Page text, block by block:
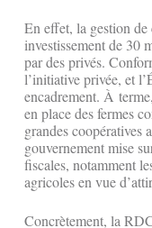
En effet, la gestion
investissement de 30
par des privés.
l’initiative privée, et
encadrement. À
en place des fermes
grandes coopératives
gouvernement mise
fiscales, notamment
agricoles en vue
Concrètement, la